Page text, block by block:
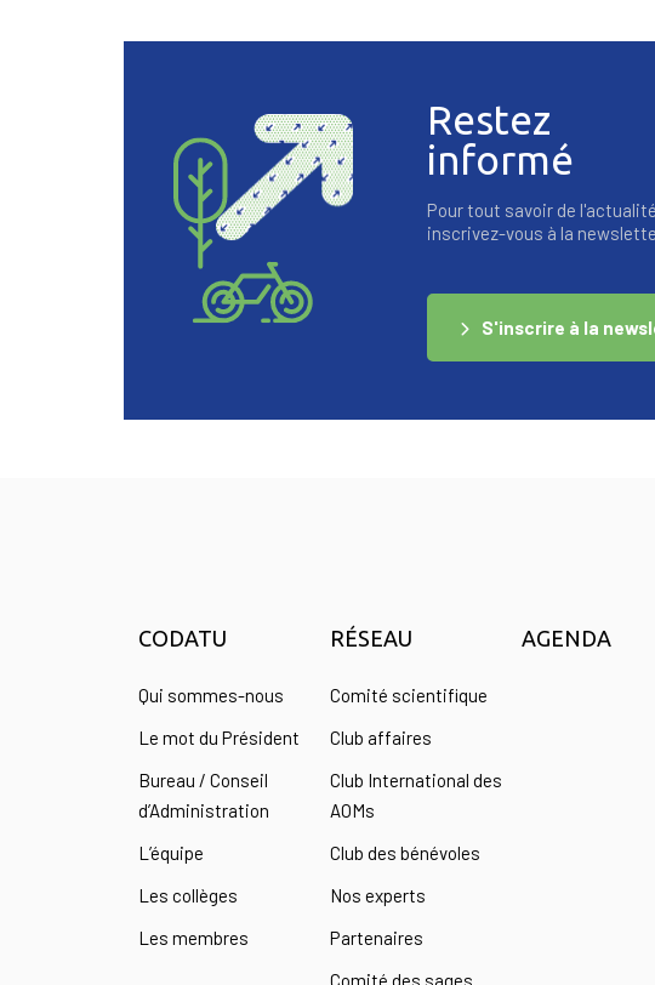
Restez
informé
Pour tout savoir de l'actualité
inscrivez-vous à la
S'inscrire à la
CODATU
Qui sommes-nous
Le mot du Président
Bureau / Conseil
d’Administration
L’équipe
Les collèges
Les membres
RÉSEAU
Comité scientifique
Club affaires
Club International des
AOMs
Club des bénévoles
Nos experts
Partenaires
Comité des sages
AGENDA